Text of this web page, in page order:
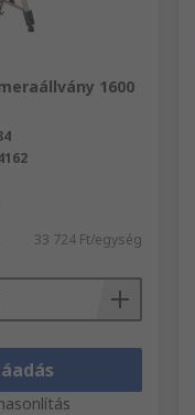
1600
33 724 Ft/egység